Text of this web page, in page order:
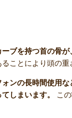
ーブを持つ首の骨
ことにより頭の重
ンの長時間使用
しまいます。
こ